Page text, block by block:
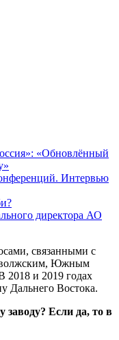
«Обновлённый
Интервью
директора АО
связанными с
Южным
2018 и 2019 годах
Дальнего Востока.
заводу? Если да, то в